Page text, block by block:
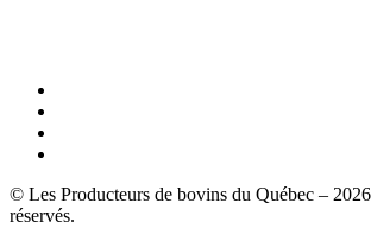
© Les Producteurs de bovins du Québec –
réservés.